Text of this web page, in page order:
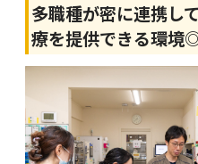
多職種が密に連携し
療を提供できる環境